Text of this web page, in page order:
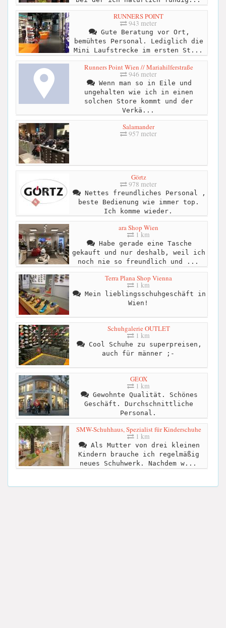
RUNNERS POINT
943 meter
Gute Beratung vor Ort,
bemühtes Personal. Lediglich die
Mini Laufstrecke im ersten St...
Runners Point Wien // Mariahilferstraße
946 meter
Wenn man so in Eile und
ungehalten wie ich in einen
solchen Store kommt und der
Verkä...
Salamander
957 meter
Görtz
978 meter
Nettes freundliches Personal ,
beste Bedienung wie immer top.
Ich komme wieder.
ara Shop Wien
1 km
Habe gerade eine Tasche
gekauft und nur deshalb, weil ich
noch nie so freundlich und ...
Terra Plana Shop Vienna
1 km
Mein lieblingsschuhgeschäft in
Wien!
Schuhgalerie OUTLET
1 km
Cool Schuhe zu superpreisen,
auch für männer ;-
GEOX
1 km
Gewohnte Qualität. Schönes
Geschäft. Durchschnittliche
Personal.
SMW-Schuhhaus, Spezialist für Kinderschuhe
1 km
Als Mutter von drei kleinen
Kindern brauche ich regelmäßig
neues Schuhwerk. Nachdem w...